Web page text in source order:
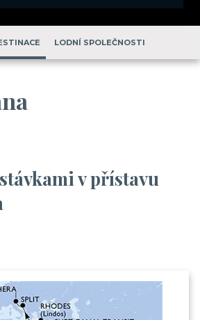
LODNÍ SPOLEČNOSTI
v přístavu